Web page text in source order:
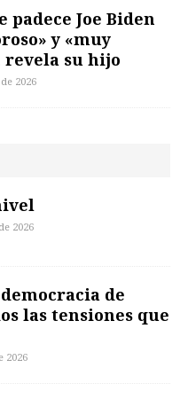
padece Joe Biden
y «muy
su hijo
2026
2026
de
las tensiones que
2026